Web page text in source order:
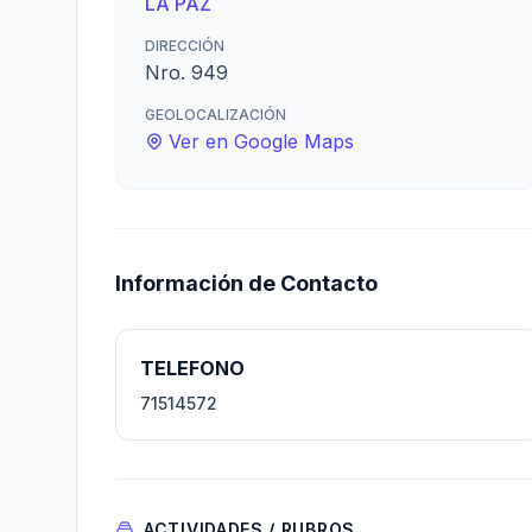
DIRECCIÓN
Nro. 949
GEOLOCALIZACIÓN
Ver en Google Maps
Información de Contacto
TELEFONO
71514572